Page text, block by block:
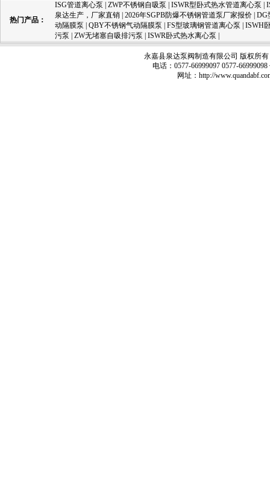
热门产品：
ISG管道离心泵 ZWP不锈钢自吸泵 ISWR型卧式热水管道离心泵
泉达生产，厂家直销 2026年SGPB防爆不锈钢管道泵厂家报价 DG
动隔膜泵
QBY不锈钢气动隔膜泵 FS型玻璃钢管道离心泵
ISWH
污泵
ZW无堵塞自吸排污泵 ISWR卧式热水离心泵
永嘉县泉达泵阀制造有限公司 版权所
电话：0577-66999097 0577-
网址： http://